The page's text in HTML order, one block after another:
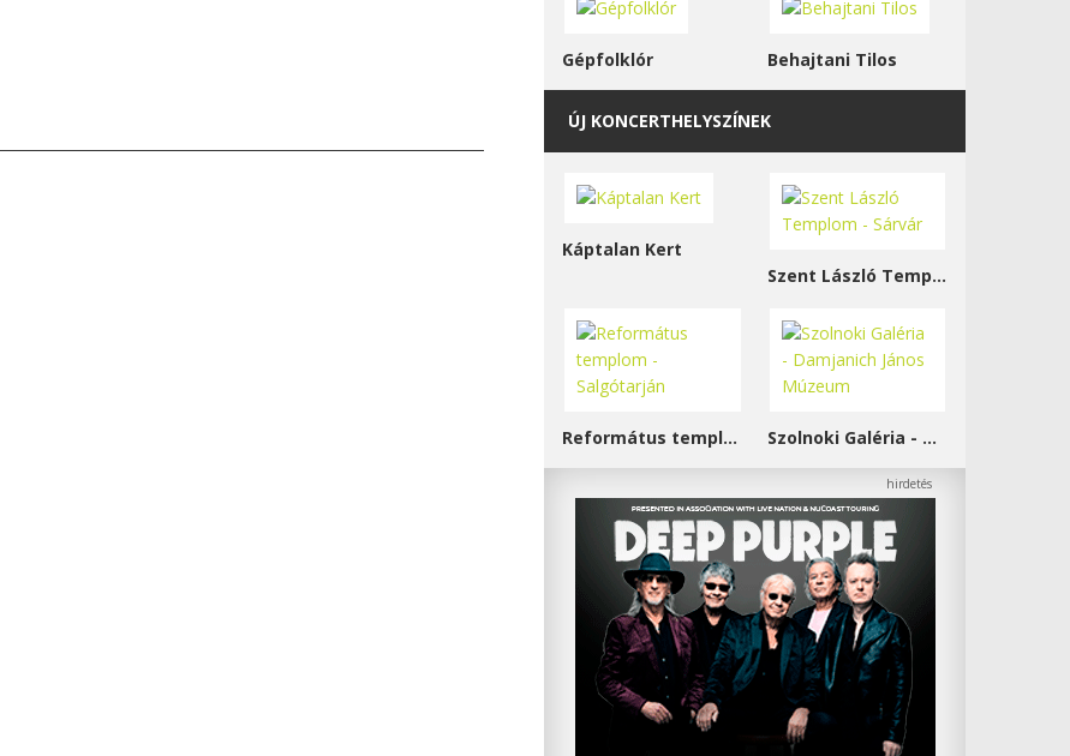
Gépfolklór Behajtani Tilos
ÚJ KONCERTHELYSZÍNEK
Káptalan Kert
Szent László Templom - Sárvár
Református templom - Salgótarján Szolnoki Galéria - Damjanich János Múzeum